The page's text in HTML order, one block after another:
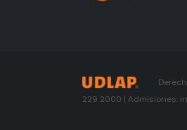
229 2000 | Admisiones: